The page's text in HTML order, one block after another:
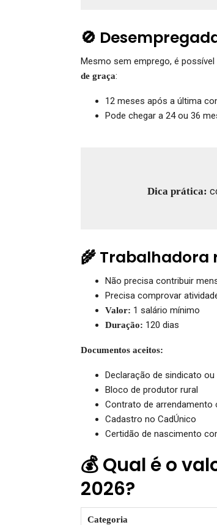
🚫
Mesmo sem emprego, é
de graça:
12 meses após a última
Pode chegar a 24 ou 36
Dica prática:
🌾
Não precisa contribuir
Precisa comprovar
Valor: 1 salário mínimo
Duração: 120 dias
Documentos aceitos:
Declaração de sindicato
Bloco de produtor rural
Contrato de arrendamento
Cadastro no CadÚnico
Certidão de nascimento
💰 Qual é o
2026?
Categoria